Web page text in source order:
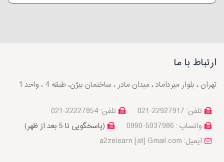
ارتباط با ما
تهران ، بلوار میرداماد ، میدان مادر ، ساختمان بیژن، طبقه 4 ، واحد 1
تلفن: 22227854-021
تلفن: 22927917-021
(پاسخگویی تا 5 بعد از ظهر)
واتساپ : 5037986-0990
a2zelearn [at] Gmail.com :ایمیل